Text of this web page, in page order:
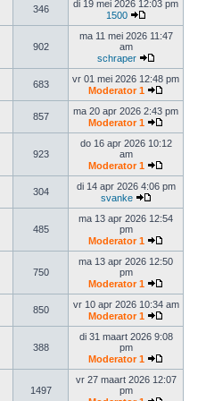
346
di 19 mei 2026 12:03 pm
1500
902
ma 11 mei 2026 11:47
am
schraper
683
vr 01 mei 2026 12:48 pm
Moderator 1
857
ma 20 apr 2026 2:43 pm
Moderator 1
923
do 16 apr 2026 10:12
am
Moderator 1
304
di 14 apr 2026 4:06 pm
svanke
485
ma 13 apr 2026 12:54
pm
Moderator 1
750
ma 13 apr 2026 12:50
pm
Moderator 1
850
vr 10 apr 2026 10:34 am
Moderator 1
388
di 31 maart 2026 9:08
pm
Moderator 1
1497
vr 27 maart 2026 12:07
pm